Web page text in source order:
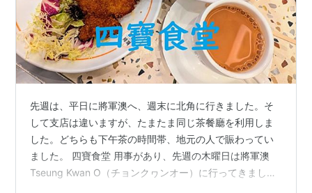
先週は、平日に將軍澳へ、週末に北角に行きました。そ
して支店は違いますが、たまたま同じ茶餐廳を利用しま
した。どちらも下午茶の時間帯、地元の人で賑わってい
ました。 四寶食堂 用事があり、先週の木曜日は將軍澳
Tseung Kwan O（チョンクヮンオー）に行ってきまし